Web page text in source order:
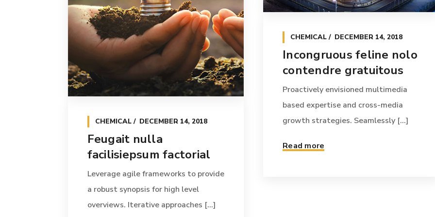
CHEMICAL DECEMBER 14, 2018
Feugait nulla
facilisiepsum factorial
Leverage agile frameworks to provide
a robust synopsis for high level
overviews. Iterative approaches [...]
CHEMICAL DECEMBER 14, 2018
Incongruous feline nolo
contendre gratuitous
Proactively envisioned multimedia
based expertise and cross-media
growth strategies. Seamlessly [...]
Read more